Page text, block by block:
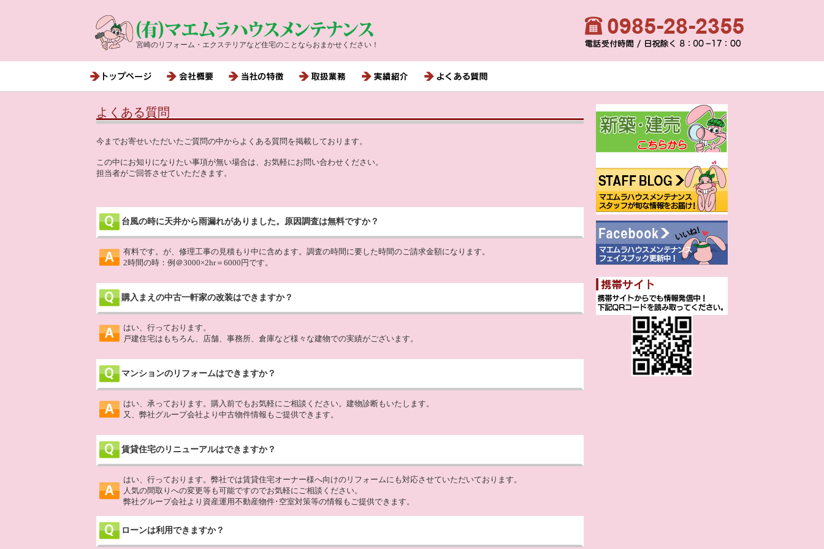
宮崎のリフォーム・エクステリアなど住宅のことならおまかせください！
よくある質問
今までお寄せいただいたご質問の中からよくある質問を掲載しております。
この中にお知りになりたい事項が無い場合は、お気軽にお問い合わせください。
担当者がご回答させていただきます。
台風の時に天井から雨漏れがありました。原因調査は無料ですか？
有料です。が、修理工事の見積もり中に含めます。調査の時間に要した時間のご請求金額になります。
2時間の時：例＠3000×2hr＝6000円です。
購入まえの中古一軒家の改装はできますか？
はい、行っております。
戸建住宅はもちろん、店舗、事務所、倉庫など様々な建物での実績がございます。
マンションのリフォームはできますか？
はい、承っております。購入前でもお気軽にご相談ください。建物診断もいたします。
又、弊社グループ会社より中古物件情報もご提供できます。
賃貸住宅のリニューアルはできますか？
はい、行っております。弊社では賃貸住宅オーナー様へ向けのリフォームにも対応させていただいております。
人気の間取りへの変更等も可能ですのでお気軽にご相談ください。
弊社グループ会社より資産運用不動産物件･空室対策等の情報もご提供できます。
ローンは利用できますか？